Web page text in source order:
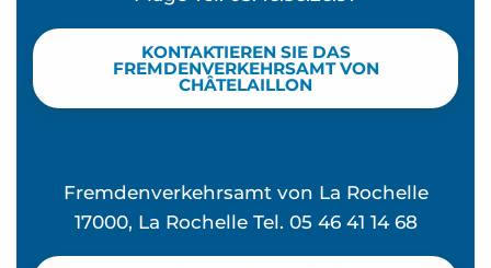
KONTAKTIEREN SIE DAS
FREMDENVERKEHRSAMT VON
CHÂTELAILLON
Fremdenverkehrsamt von La Rochelle
17000, La Rochelle Tel. 05 46 41 14 68